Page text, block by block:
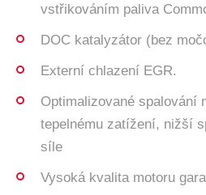
vstřikováním paliva
DOC katalyzátor (bez
Externí chlazení EGR.
Optimalizované spalování
tepelnému zatížení, nižší
síle
Vysoká kvalita motoru